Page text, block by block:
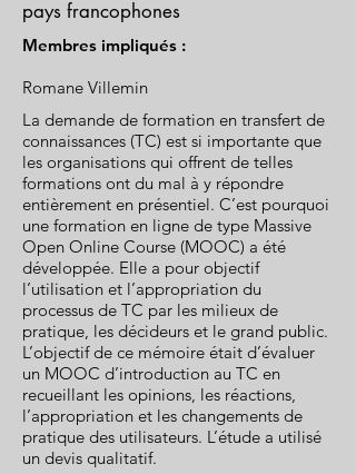
pays francophones
Membres impliqués :
Romane Villemin
La demande de formation en transfert de
connaissances (TC) est si importante que
les organisations qui offrent de telles
formations ont du mal à y répondre
entièrement en présentiel. C’est pourquoi
une formation en ligne de type Massive
Open Online Course (MOOC) a été
développée. Elle a pour objectif
l’utilisation et l’appropriation du
processus de TC par les milieux de
pratique, les décideurs et le grand public.
L’objectif de ce mémoire était d’évaluer
un MOOC d’introduction au TC en
recueillant les opinions, les réactions,
l’appropriation et les changements de
pratique des utilisateurs. L’étude a utilisé
un devis qualitatif.